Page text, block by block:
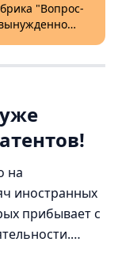
"Вопрос-
на
иностранных
прибывает с